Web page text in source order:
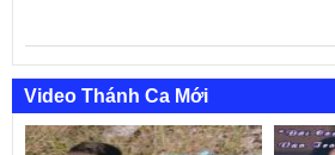
Video Thánh Ca Mới